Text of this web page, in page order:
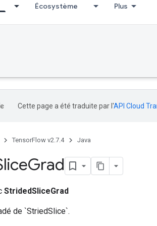
Écosystème Plus
Cette page a été traduite par l'API Cloud
TensorFlow v2.7.4 Java
Grad
StridedSliceGrad
de `StriedSlice`.